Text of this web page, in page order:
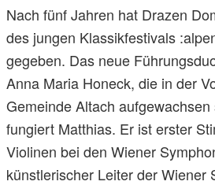
Nach fünf Jahren hat Drazen
des jungen Klassikfestivals
gegeben. Das neue
Anna Maria Honeck, die in der
Gemeinde Altach
fungiert Matthias. Er ist erster
Violinen bei den Wiener
künstlerischer Leiter der Wiener